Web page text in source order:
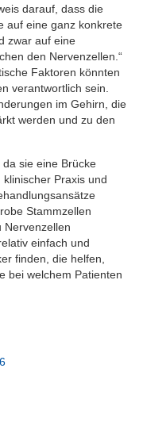
darauf, dass die
auf eine ganz konkrete
zwar auf eine
den Nervenzellen.“
Faktoren könnten
verantwortlich sein.
im Gehirn, die
werden und zu den
sie eine Brücke
Praxis und
Stammzellen
Nervenzellen
einfach und
finden, die helfen,
bei welchem Patienten